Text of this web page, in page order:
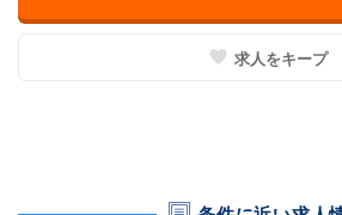
求人をキープ